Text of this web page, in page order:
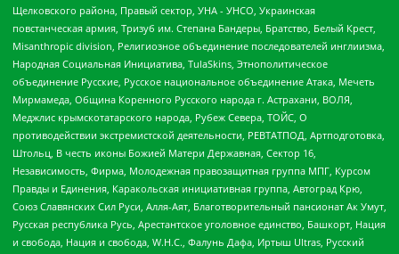
Щелковского района, Правый сектор, УНА - УНСО, Украинская
повстанческая армия, Тризуб им. Степана Бандеры, Братство, Белый Крест,
Misanthropic division, Религиозное объединение последователей инглиизма,
Народная Социальная Инициатива, TulaSkins, Этнополитическое
объединение Русские, Русское национальное объединение Атака, Мечеть
Мирмамеда, Община Коренного Русского народа г. Астрахани, ВОЛЯ,
Меджлис крымскотатарского народа, Рубеж Севера, ТОЙС, О
противодействии экстремистской деятельности, РЕВТАТПОД, Артподготовка,
Штольц, В честь иконы Божией Матери Державная, Сектор 16,
Независимость, Фирма, Молодежная правозащитная группа МПГ, Курсом
Правды и Единения, Каракольская инициативная группа, Автоград Крю,
Союз Славянских Сил Руси, Алля-Аят, Благотворительный пансионат Ак Умут,
Русская республика Русь, Арестантское уголовное единство, Башкорт, Нация
и свобода, Нация и свобода, W.H.С., Фалунь Дафа, Иртыш Ultras, Русский